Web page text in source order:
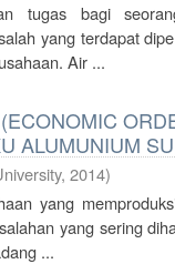
tugas bagi
yang terdapat
Air ...
ALUMUNIUM
, 2014)
yang
yang sering
...